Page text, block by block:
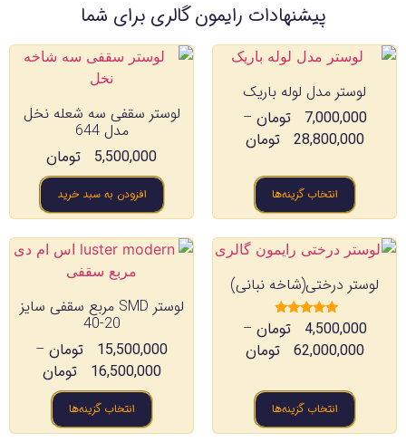
پیشنهادات رایمون گالری برای شما
لوستر مدل لوله باریک
7,000,000
تومان –
28,800,000
تومان
انتخاب گزینه‌ها
لوستر سقفی سه شعله نخل
مدل 644
5,500,000
تومان
افزودن به سبد خرید
لوستر درختی(شاخه نبانی)
امتیاز
4.67
از 5
4,500,000 تومان –
62,000,000
تومان
انتخاب گزینه‌ها
لوستر SMD مربع سقفی سایز
20-40
15,500,000
تومان –
16,500,000
تومان
انتخاب گزینه‌ها